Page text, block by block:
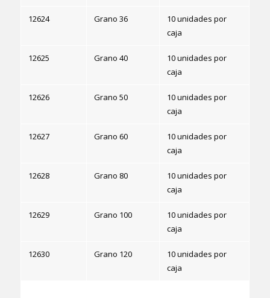
12624 Grano 36
10 unidades por
caja
12625 Grano 40
10 unidades por
caja
12626 Grano 50
10 unidades por
caja
12627 Grano 60
10 unidades por
caja
12628 Grano 80
10 unidades por
caja
12629 Grano 100
10 unidades por
caja
12630 Grano 120
10 unidades por
caja